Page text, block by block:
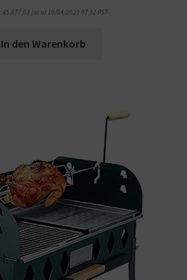
€5.877,03 (as of 10/04/2023 07:32 PST-
In den Warenkorb